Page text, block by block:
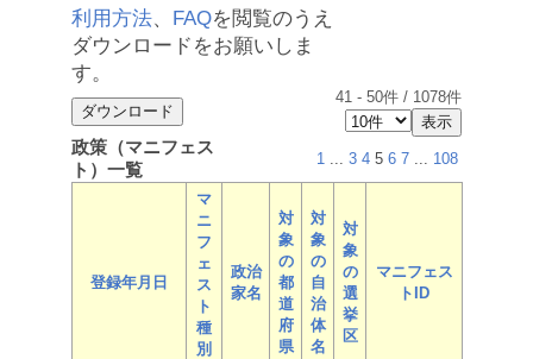
利用方法、 FAQを閲覧のうえ
ダウンロードをお願いしま
す。
41 - 50件 / 1078件
政策（マニフェス
ト）一覧
1 ... 3 4 5 6 7 ... 108
登録年月日
マ
ニ
フ
ェ
ス
ト
種
別
政治
家名
対
象
の
都
道
府
県
対
象
の
自
治
体
名
対
象
の
選
挙
区
マニフェス
トID